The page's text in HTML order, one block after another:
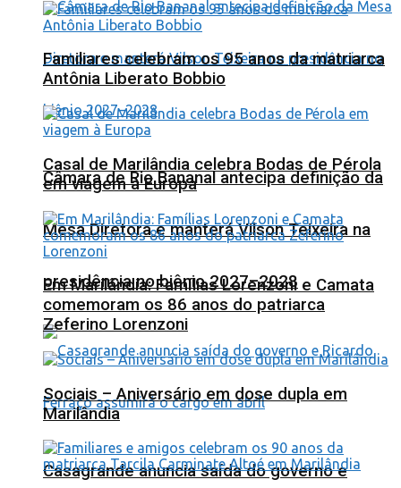
Câmara de Rio Bananal antecipa definição da
Mesa Diretora e manterá Vilson Teixeira na
presidência no biênio 2027–2028
Casagrande anuncia saída do governo e
Familiares celebram os 95 anos da matriarca
Antônia Liberato Bobbio
Casal de Marilândia celebra Bodas de Pérola
em viagem à Europa
Em Marilândia: Famílias Lorenzoni e Camata
comemoram os 86 anos do patriarca
Zeferino Lorenzoni
Sociais – Aniversário em dose dupla em
Marilândia